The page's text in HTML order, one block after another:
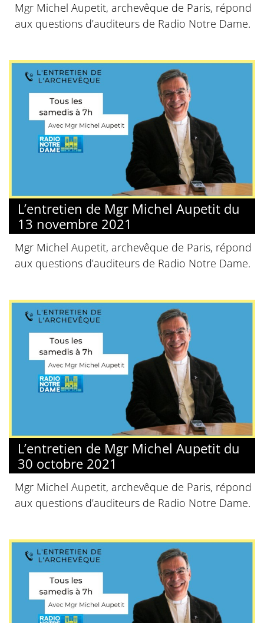
Mgr Michel Aupetit, archevêque de Paris, répond
aux questions d’auditeurs de Radio Notre Dame.
L’entretien de Mgr Michel Aupetit du
13 novembre 2021
Mgr Michel Aupetit, archevêque de Paris, répond
aux questions d’auditeurs de Radio Notre Dame.
L’entretien de Mgr Michel Aupetit du
30 octobre 2021
Mgr Michel Aupetit, archevêque de Paris, répond
aux questions d’auditeurs de Radio Notre Dame.